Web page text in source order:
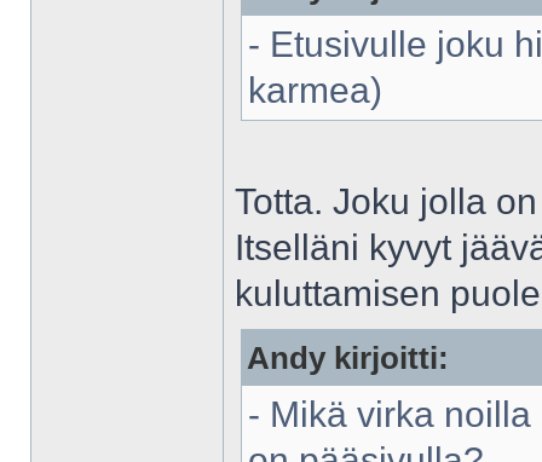
- Etusivulle joku
karmea)
Totta. Joku jolla
Itselläni kyvyt
kuluttamisen
Andy kirjoitti:
- Mikä virka